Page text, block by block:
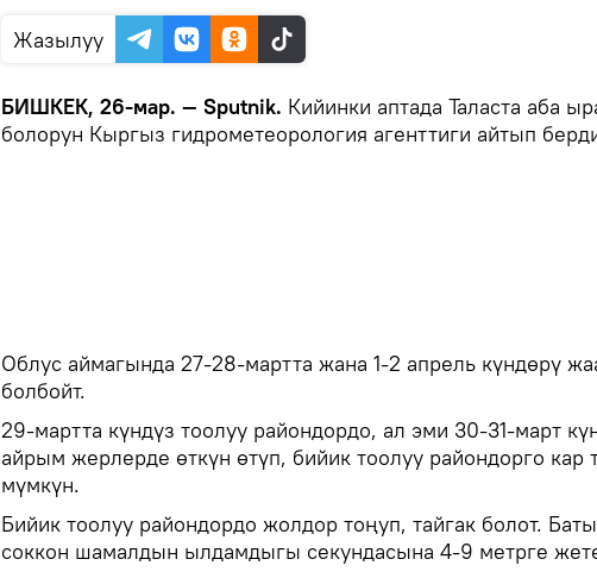
Жазылуу
БИШКЕК, 26-мар. — Sputnik. Кийинки аптада Таласта аба
болорун Кыргыз гидрометеорология агенттиги айтып
Облус аймагында 27-28-мартта жана 1-2 апрель күндөрү
болбойт.
29-мартта күндүз тоолуу райондордо, ал эми 30-31-март
айрым жерлерде өткүн өтүп, бийик тоолуу райондорго кар
мүмкүн.
Бийик тоолуу райондордо жолдор тоңуп, тайгак болот.
соккон шамалдын ылдамдыгы секундасына 4-9 метрге